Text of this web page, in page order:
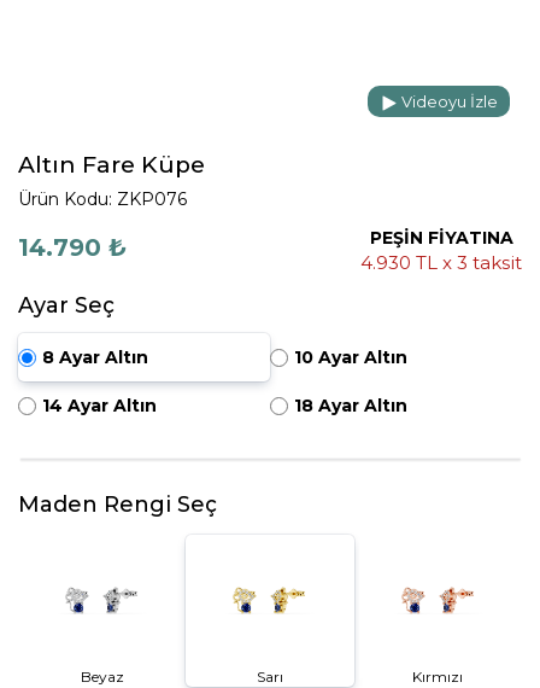
Videoyu İzle
Altın Fare Küpe
Ürün Kodu: ZKP076
14.790 ₺ PEŞİN FİYATINA
4.930 TL x 3 taksit
Ayar Seç
8 Ayar Altın 10 Ayar Altın
14 Ayar Altın 18 Ayar Altın
Maden Rengi Seç
Beyaz Sarı Kırmızı